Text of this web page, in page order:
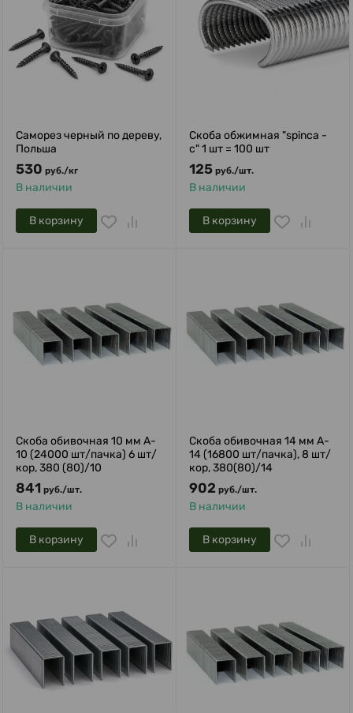
Саморез черный по дереву,
Польша
530 руб./кг
В наличии
В корзину
Скоба обжимная "spinca -
с" 1 шт = 100 шт
125 руб./шт.
В наличии
В корзину
Скоба обивочная 10 мм A-
10 (24000 шт/пачка) 6 шт/
кор, 380 (80)/10
841 руб./шт.
В наличии
В корзину
Скоба обивочная 14 мм A-
14 (16800 шт/пачка), 8 шт/
кор, 380(80)/14
902 руб./шт.
В наличии
В корзину